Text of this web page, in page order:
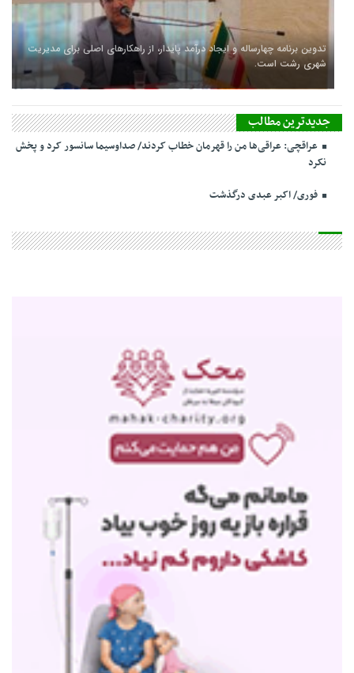
تدوین برنامه چهارساله و ایجاد درآمد پایدار، از راهکارهای اصلی برای مدیریت
شهری رشت است.
جدیدترین مطالب
عراقچی: عراقی‌ها من را قهرمان خطاب کردند/ صداوسیما سانسور کرد و پخش
نکرد
فوری/ اکبر عبدی درگذشت